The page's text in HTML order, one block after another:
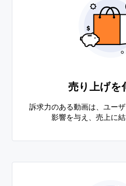
売り上げを
訴求力のある動画は、ユー
影響を与え、売上に結